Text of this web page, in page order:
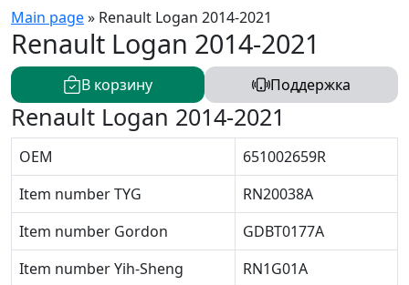
Main page» Renault Logan 2014-2021
Renault Logan 2014-2021
В корзину Поддержка
Renault Logan 2014-2021
OEM
651002659R
Item number TYG
RN20038A
Item number Gordon
GDBT0177A
Item number Yih-Sheng
RN1G01A